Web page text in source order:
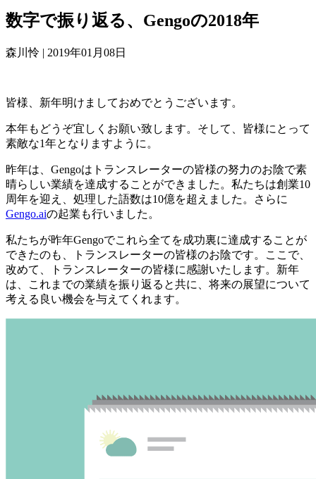
数字で振り返る、Gengoの2018年
森川怜 | 2019年01月08日
皆様、新年明けましておめでとうございます。
本年もどうぞ宜しくお願い致します。そして、皆様にとって
素敵な1年となりますように。
昨年は、Gengoはトランスレーターの皆様の努力のお陰で素
晴らしい業績を達成することができました。私たちは創業10
周年を迎え、処理した語数は10億を超えました。さらに
Gengo.aiの起業も行いました。
私たちが昨年Gengoでこれら全てを成功裏に達成することが
できたのも、トランスレーターの皆様のお陰です。ここで、
改めて、トランスレーターの皆様に感謝いたします。新年
は、これまでの業績を振り返ると共に、将来の展望について
考える良い機会を与えてくれます。